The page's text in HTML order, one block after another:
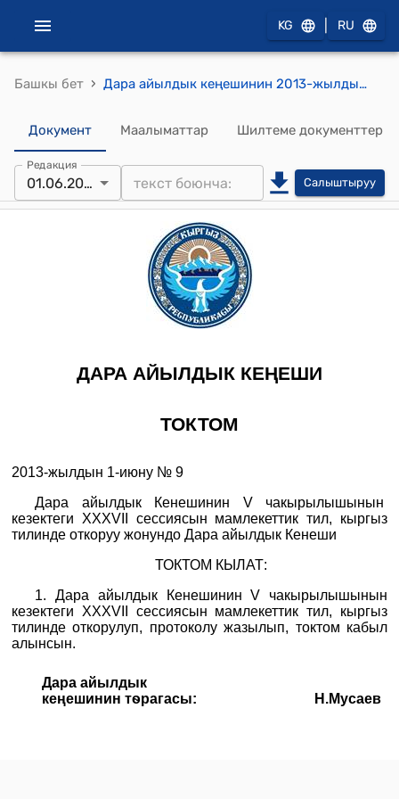
KG RU
Башкы бет › Дара айылдык кеңешинин 2013-жылдын 1-июнундагы № 9 (Дара айылдык кеңешинин V-чакырылышынын кезектеги ХХХVII-сессиясын мамлекеттик тил, кыргыз тилинде ѳткѳрγγ жѳнγндѳ) токтому
Документ Маалыматтар Шилтеме документтер
Редакция
01.06.2013 Салыштыруу